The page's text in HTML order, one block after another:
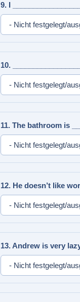
9. I
10.
11. The bathroom is
12. He doesn’t like
13. Andrew is very